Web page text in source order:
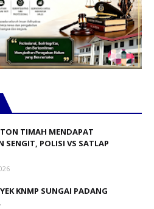
TON TIMAH MENDAPAT
SENGIT, POLISI VS SATLAP
KNMP SUNGAI PADANG